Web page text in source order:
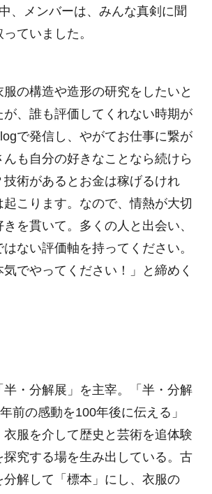
、メンバーは、みんな真剣に聞
ていました。
の構造や造形の研究をしたいと
、誰も評価してくれない時期が
で発信し、やがてお仕事に繋が
んも自分の好きなことなら続けら
術があるとお金は稼げるけれ
起こります。なので、情熱が大切
を貫いて。多くの人と出会い、
ない評価軸を持ってください。
でやってください！」と締めく
・分解展」を主宰。「半・分解
年前の感動を100年後に伝える」
衣服を介して歴史と芸術を追体験
探究する場を生み出している。古
分解して「標本」にし、衣服の